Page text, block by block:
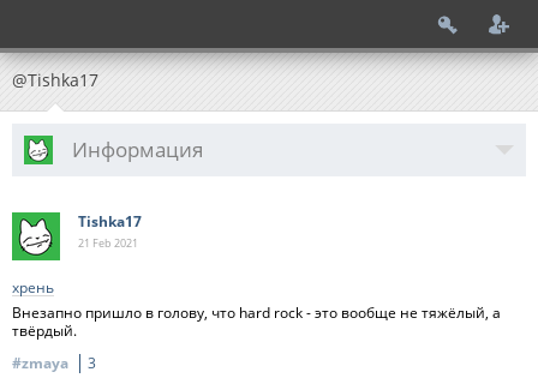
@Tishka17
Информация
Tishka17
21 Feb 2021
хрень
Внезапно пришло в голову, что hard rock - это вообще не тяжёлый, а
твёрдый.
#zmaya
3